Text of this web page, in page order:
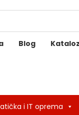
Blog
i IT oprema